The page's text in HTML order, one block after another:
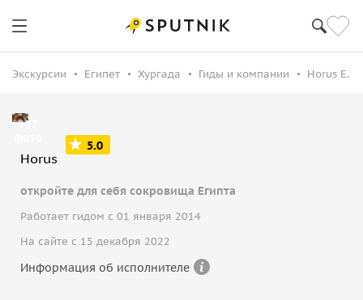
Экскурсии Египет Хургада Гиды и компании Horus E.
+37
Horus
5.0
откройте для себя сокровища Египта
Работает гидом с 01 января 2014
На сайте с 15 декабря 2022
Информация об исполнителе